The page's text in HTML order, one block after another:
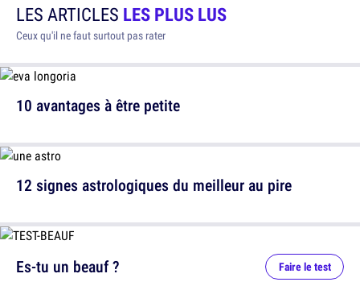
LES ARTICLES LES PLUS LUS
Ceux qu'il ne faut surtout pas rater
10 avantages à être petite
12 signes astrologiques du meilleur au pire
Es-tu un beauf ? Faire le test